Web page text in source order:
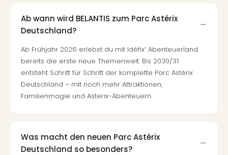
Ab wann wird BELANTIS zum Parc Astérix
Deutschland?
Ab Frühjahr 2026 erlebst du mit Idéfix’ Abenteuerland
bereits die erste neue Themenwelt. Bis 2030/31
entsteht Schritt für Schritt der komplette Parc Astérix
Deutschland – mit noch mehr Attraktionen,
Familienmagie und Asterix-Abenteuern.
Was macht den neuen Parc Astérix
Deutschland so besonders?